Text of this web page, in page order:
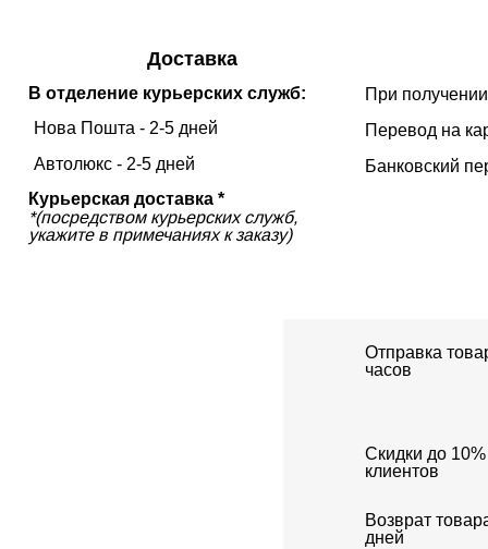
Доставка
В отделение курьерских служб:
Нова Пошта - 2-5 дней
Автолюкс - 2-5 дней
Курьерская доставка *
*(посредством курьерских служб,
укажите в примечаниях к заказу)
При
Перевод на
Банковский
Отправка
часов
Скидки до
клиентов
Возврат
дней